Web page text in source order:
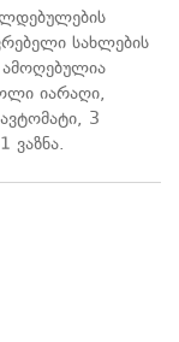
სახლების
ამოღებულია
იარაღი,
3
ვაზნა.